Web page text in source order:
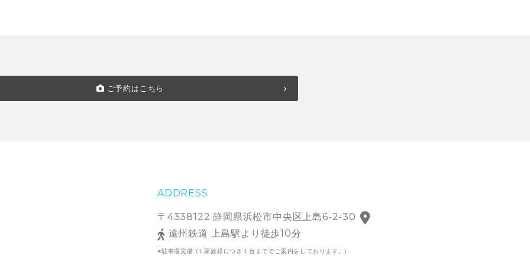
ご予約はこちら
ADDRESS
〒4338122 静岡県浜松市中央区上島6-2-30
遠州鉄道 上島駅より徒歩10分
※駐車場完備 (１家族様につき１台まででご案内をしております。)